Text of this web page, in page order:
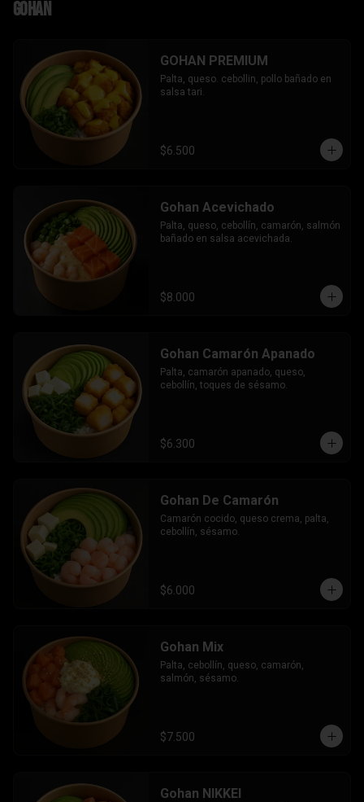
Gohan
GOHAN PREMIUM
Palta, queso. cebollin, pollo bañado en
salsa tari.
$6.500
Gohan Acevichado
Palta, queso, cebollín, camarón, salmón
bañado en salsa acevichada.
$8.000
Gohan Camarón Apanado
Palta, camarón apanado, queso,
cebollín, toques de sésamo.
$6.300
Gohan De Camarón
Camarón cocido, queso crema, palta,
cebollín, sésamo.
$6.000
Gohan Mix
Palta, cebollín, queso, camarón,
salmón, sésamo.
$7.500
Gohan NIKKEI